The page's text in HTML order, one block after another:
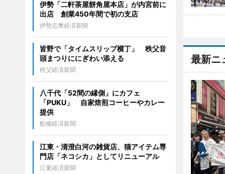
最新ニ
伊勢「二軒茶屋餅角屋本店」が内宮前に
出店 創業450年間で初の支店
伊勢志摩経済新聞
皆野で「タイムスリップ横丁」 秩父音
頭まつりににぎわい添える
秩父経済新聞
八千代「52間の縁側」にカフェ
「PUKU」 自家焙煎コーヒーやカレー
提供
船橋経済新聞
江東・清澄白河の雑貨店、猫アイテム専
門店「ネコシカ」としてリニューアル
江東経済新聞